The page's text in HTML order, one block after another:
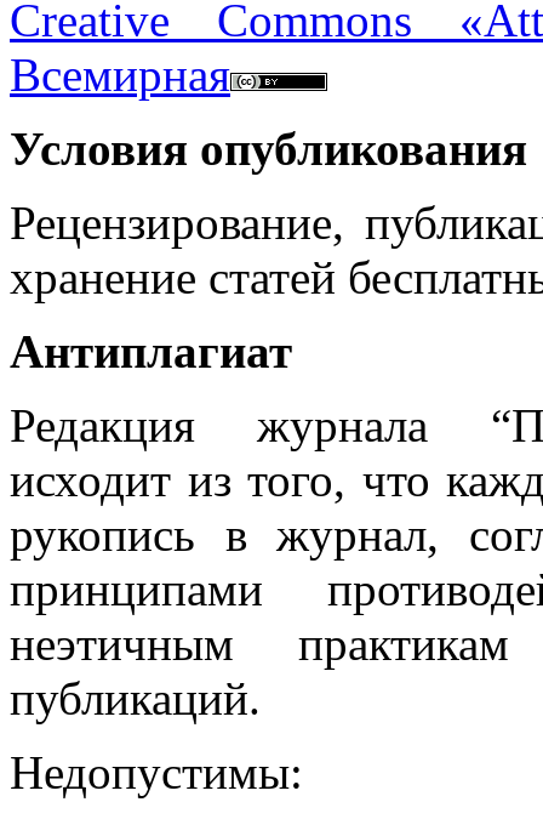
Creative Commons
Всемирная
Условия опубликования
Рецензирование,
хранение статей
Антиплагиат
Редакция журнала
исходит из того, что
рукопись в журнал,
принципами
неэтичным
публикаций.
Недопустимы: